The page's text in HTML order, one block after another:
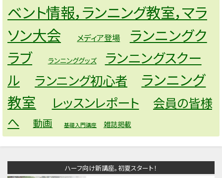
ベント情報，ランニング教室，マラ
ソン大会
メディア登場
ランニングク
ラブ
ランニンググッズ
ランニングスクー
ル
ランニング初心者
ランニング
教室
レッスンレポート
会員の皆様
へ
動画 基礎入門講座 雑誌掲載
ハーフ向け新講座。初夏スタート！